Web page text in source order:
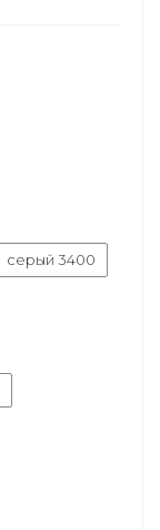
cерый 3400